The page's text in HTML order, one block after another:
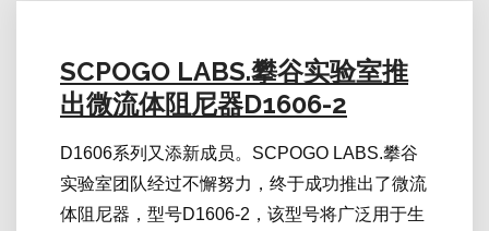
SCPOGO LABS.攀谷实验室推
出微流体阻尼器D1606-2
D1606系列又添新成员。SCPOGO LABS.攀谷
实验室团队经过不懈努力，终于成功推出了微流
体阻尼器，型号D1606-2，该型号将广泛用于生